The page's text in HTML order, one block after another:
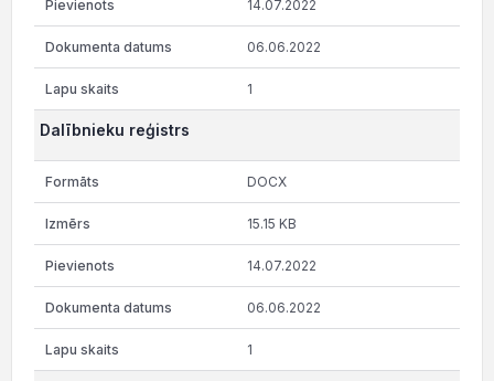
14.07.2022
06.06.2022
1
Dalībnieku reģistrs
DOCX
15.15 KB
14.07.2022
06.06.2022
1